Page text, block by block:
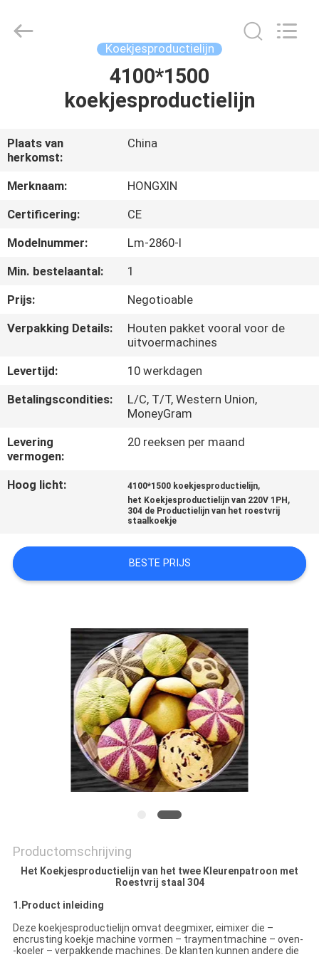
VR-
SHOW
OVER
ONS
FABRIEKSTOCHT
KWALITEITSCONTROLE
NEEM
MET
OP
VRAAG
OFFERTE
SITEMAP
PRIVACY
Koekjesproductielijn
4100*1500
koekjesproductielijn
Plaats van
herkomst:
China
Merknaam:
HONGXIN
Certificering:
CE
Modelnummer:
Lm-2860-I
Min. bestelaantal:
1
Prijs:
Negotioable
Verpakking Details:
Houten pakket vooral voor de
uitvoermachines
Levertijd:
10 werkdagen
Betalingscondities:
L/C, T/T, Western Union,
MoneyGram
Levering
vermogen:
20 reeksen per maand
Hoog licht: 4100*1500 koekjesproductielijn,
het Koekjesproductielijn van 220V 1PH ,
304 de Productielijn van het roestvrij
staalkoekje
BESTE PRIJS
Productomschrijving
Het Koekjesproductielijn van het twee Kleurenpatroon met
Roestvrij staal 304
1.Product inleiding
Deze koekjesproductielijn omvat deegmixer, eimixer die –
encrusting koekje machine vormen – traymentmachine – oven-
-koeler – verpakkende machines. De klanten kunnen andere die